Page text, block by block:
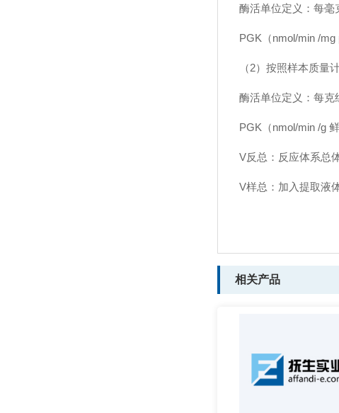
酶活单位定义：每毫
PGK（nmol/min /
（2）按照样本质量
酶活单位定义：每克
PGK（nmol/min /g
V反总：反应体系总
V样总：加入提取液
相关产品